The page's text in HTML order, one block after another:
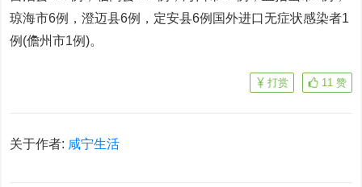
琼海市6例，澄迈县6例，定安县6例国外进口无症状感染者1
例(儋州市1例)。
11 赞
打赏
关于作者: 咸宁生活